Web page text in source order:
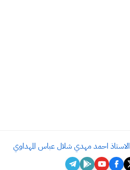
الاستاذ احمد مهدي شلال عباس المهداوي